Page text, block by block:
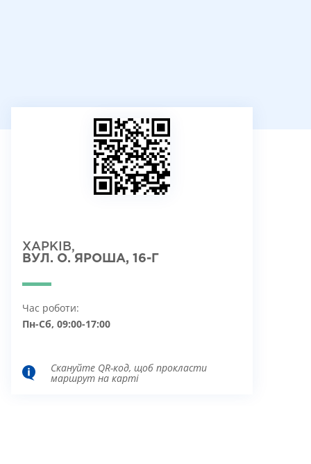
ХАРКІВ,
ВУЛ. О. ЯРОША, 16-Г
Час роботи:
Пн-Сб, 09:00-17:00
Скануйте QR-код, щоб прокласти
маршрут на карті